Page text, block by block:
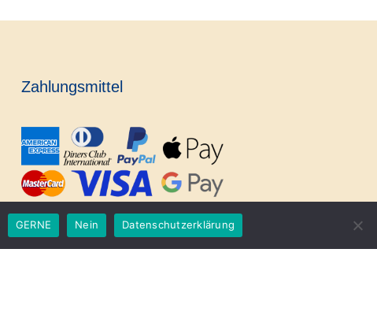
Zahlungsmittel
GERNE Nein Datenschutzerklärung